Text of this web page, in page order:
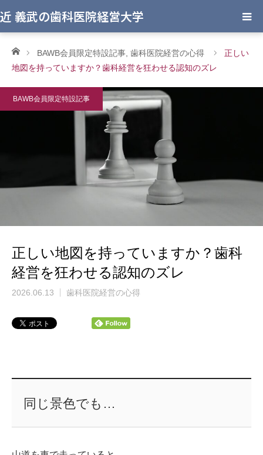
近 義武の歯科医院経営大学
ホームBAWB会員限定特設記事 歯科医院経営の心得
正しい
地図を持っていますか？歯科経営を狂わせる認知のズレ
BAWB会員限定特設記事
正しい地図を持っていますか？歯科
経営を狂わせる認知のズレ
2026.06.13 歯科医院経営の心得
同じ景色でも…